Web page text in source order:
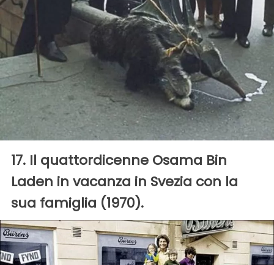
17. Il quattordicenne Osama Bin
Laden in vacanza in Svezia con la
sua famiglia (1970).